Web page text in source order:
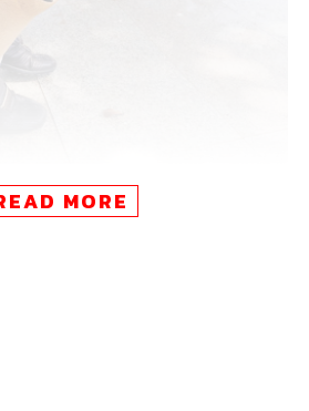
นผลิตขาเทียมในโรงพยาบาลชุมชน
MORE